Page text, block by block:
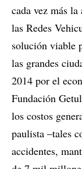
cada vez más
las Redes
solución viable
las grandes
2014 por el
Fundación
los costos
paulista ‒tales
accidentes,